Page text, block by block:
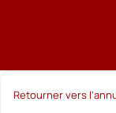
Retourner vers